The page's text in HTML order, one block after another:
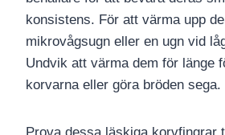
konsistens. För att värma upp
mikrovågsugn eller en ugn vid
Undvik att värma dem för länge
korvarna eller göra bröden sega.